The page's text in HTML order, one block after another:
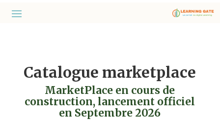
Catalogue marketplace
MarketPlace en cours de
construction, lancement officiel
en Septembre 2026